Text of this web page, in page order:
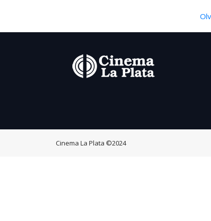
Cinema La Plata ©2024